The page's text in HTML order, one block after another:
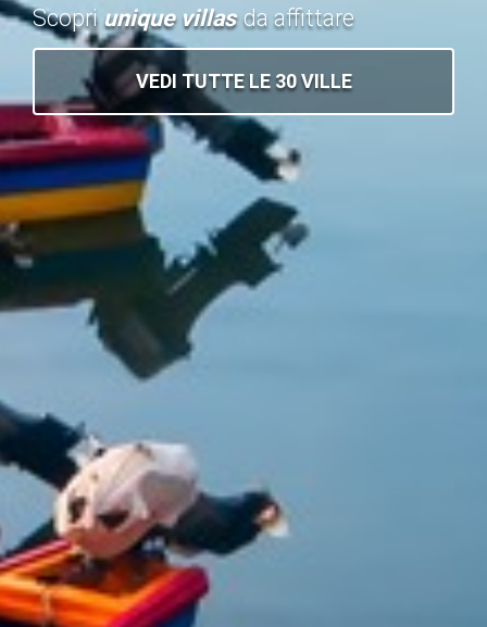
Scopri unique villas da affittare
VEDI TUTTE LE 30 VILLE